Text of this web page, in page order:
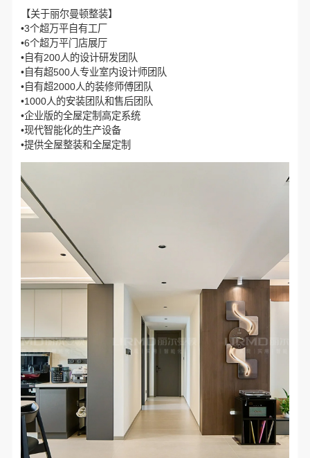
【关于丽尔曼顿整装】
•3个超万平自有工厂
•6个超万平门店展厅
•自有200人的设计研发团队
•自有超500人专业室内设计师团队
•自有超2000人的装修师傅团队
•1000人的安装团队和售后团队
•企业版的全屋定制高定系统
•现代智能化的生产设备
•提供全屋整装和全屋定制